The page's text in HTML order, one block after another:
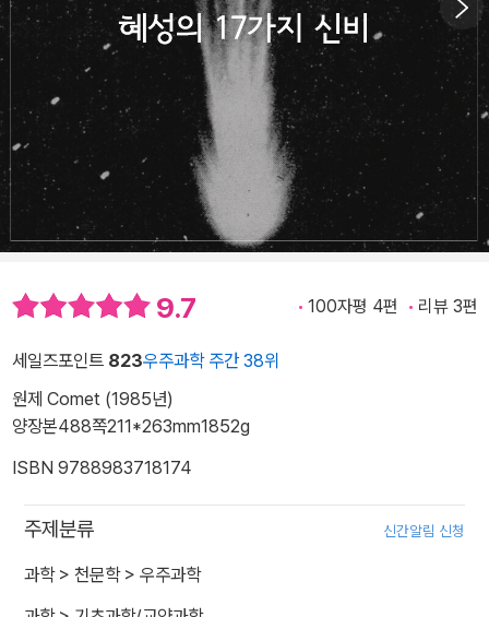
9.7 100자평 4편 리뷰 3편
세일즈포인트 823우주과학 주간 38위
원제 Comet (1985년)
양장본488쪽211*263mm1852g
ISBN 9788983718174
주제분류 신간알림 신청
과학> 천문학> 우주과학